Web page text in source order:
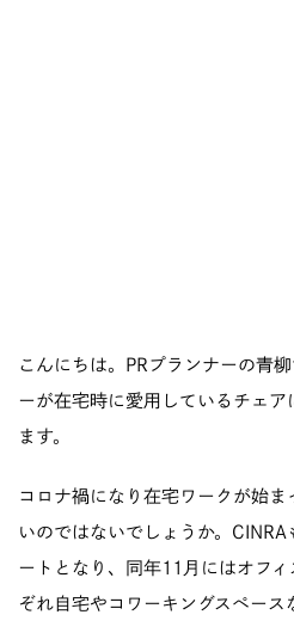
こんにちは。PRプランナーの青
ーが在宅時に愛用しているチェ
ます。
コロナ禍になり在宅ワークが始
いのではないでしょうか。
ートとなり、同年11月にはオフ
ぞれ自宅やコワーキングスペース